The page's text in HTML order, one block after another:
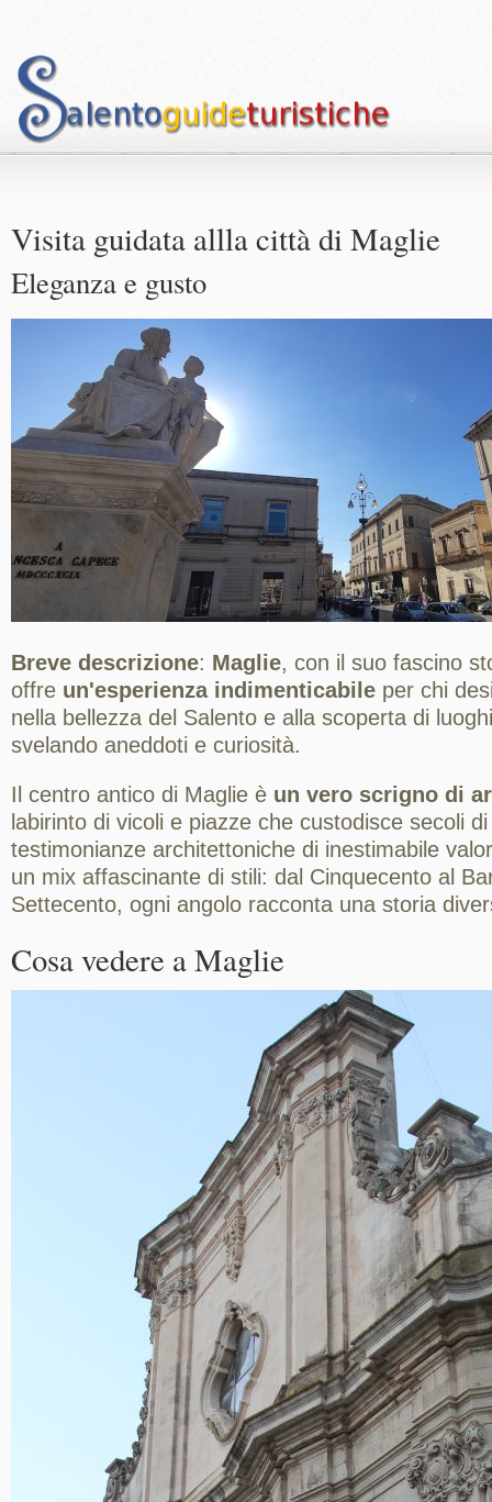
Visita guidata allla città di Maglie
Eleganza e gusto
Breve descrizione: Maglie, con il suo fascino
offre un'esperienza indimenticabile per chi
nella bellezza del Salento e alla scoperta di
svelando aneddoti e curiosità.
Il centro antico di Maglie è un vero scrigno di
labirinto di vicoli e piazze che custodisce secoli
testimonianze architettoniche di inestimabile
un mix affascinante di stili: dal Cinquecento al
Settecento, ogni angolo racconta una storia
Cosa vedere a Maglie